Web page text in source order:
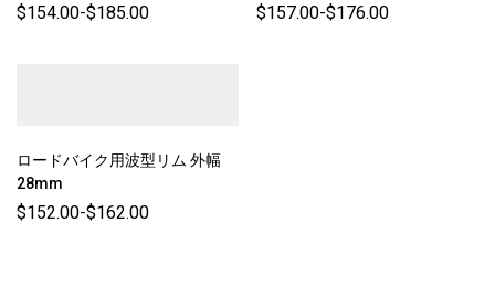
$154.00-$185.00 $157.00-$176.00
ロードバイク用波型リム 外幅
28mm
$152.00-$162.00